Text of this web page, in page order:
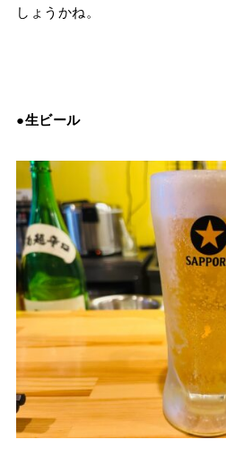
しょうかね。
●生ビール